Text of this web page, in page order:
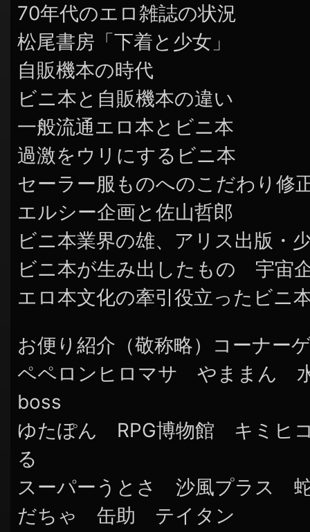
70年代のエロ雑誌の状況
松尾書房「下着と少女」
自販機本の時代
ビニ本と自販機本の違い
一般流通エロ本とビニ本
過激をウリにするビニ本
セーラー服ものへのこだわり修
エルシー企画と佐山哲郎
ビニ本業界の雄、アリス出版・
ビニ本が生み出したもの 宇宙
エロ本文化の牽引役立ったビニ
お便り紹介（敬称略）コーナー
ペペロンヒロマサ やままん
boss
ゆたぽん RPG博物館 キミ
る
スーパーうとさ 沙風プラス
だちゃ 缶助 テイタン